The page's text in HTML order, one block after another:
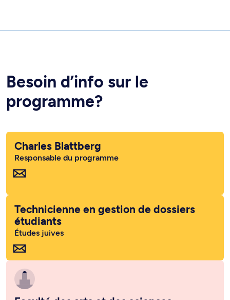
Besoin d’info sur le
programme?
Charles Blattberg
Responsable du programme
Technicienne en gestion de dossiers
étudiants
Études juives